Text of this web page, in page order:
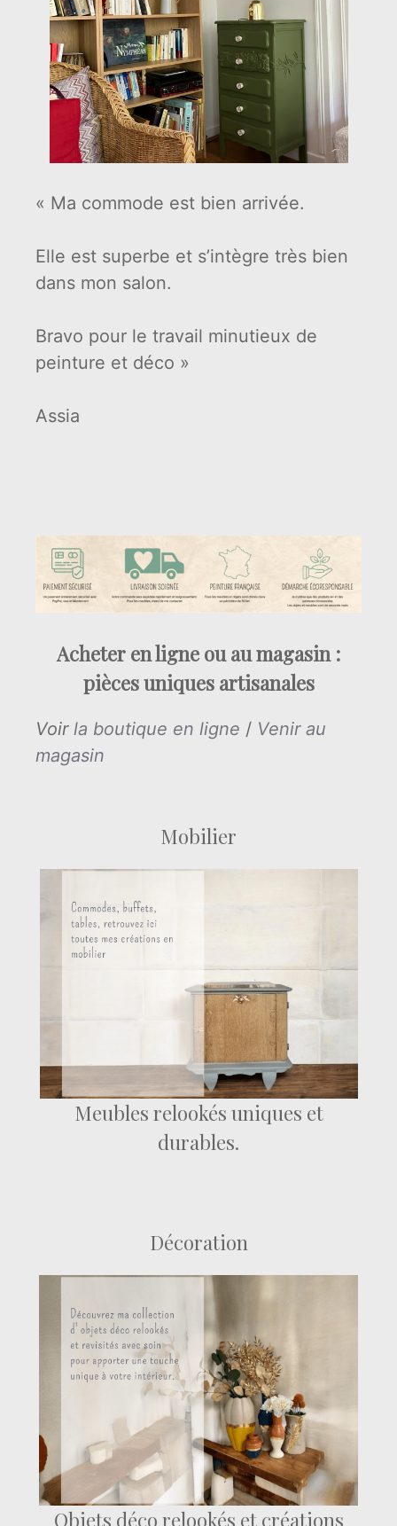
« Ma commode est bien arrivée.
Elle est superbe et s’intègre très bien
dans mon salon.
Bravo pour le travail minutieux de
peinture et déco »
Assia
Acheter en ligne ou au magasin :
pièces uniques artisanales
Voir la boutique en ligne / Venir au
magasin
Mobilier
Meubles relookés uniques et
durables.
Décoration
Objets déco relookés et créations